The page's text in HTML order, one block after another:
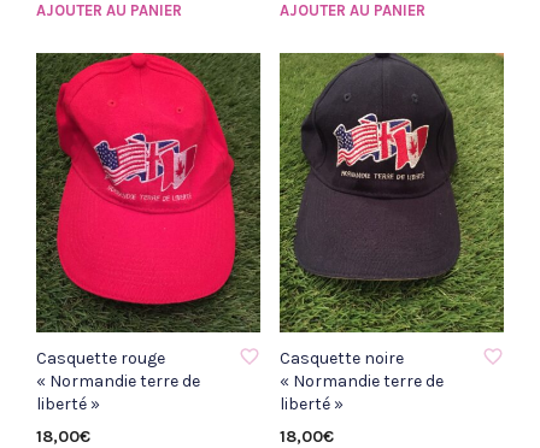
AJOUTER AU PANIER AJOUTER AU PANIER
AJOUTER À LA LISTE D'ENVIE
Casquette rouge
« Normandie terre de
liberté »
18,00€
AJOUTER À LA LISTE D'ENVIE
Casquette noire
« Normandie terre de
liberté »
18,00€